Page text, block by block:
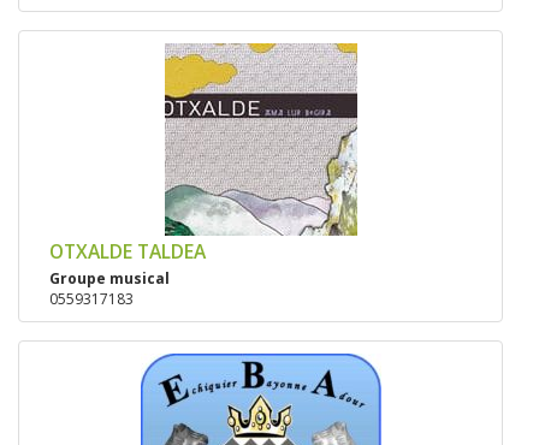
OTXALDE TALDEA
Groupe musical
0559317183